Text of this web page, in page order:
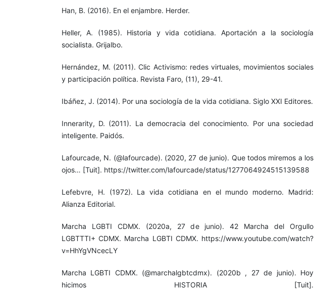
Han, B. (2016). En el enjambre. Herder.
Heller, A. (1985). Historia y vida cotidiana. Aportación a la sociología
socialista. Grijalbo.
Hernández, M. (2011). Clic Activismo: redes virtuales, movimientos sociales
y participación política. Revista Faro, (11), 29-41.
Ibáñez, J. (2014). Por una sociología de la vida cotidiana. Siglo XXI Editores.
Innerarity, D. (2011). La democracia del conocimiento. Por una sociedad
inteligente. Paidós.
Lafourcade, N. (@lafourcade). (2020, 27 de junio). Que todos miremos a los
ojos… [Tuit]. https://twitter.com/lafourcade/status/1277064924515139588
Lefebvre, H. (1972). La vida cotidiana en el mundo moderno. Madrid:
Alianza Editorial.
Marcha LGBTI CDMX. (2020a, 27 de junio). 42 Marcha del Orgullo
LGBTTTI+ CDMX. Marcha LGBTI CDMX. https://www.youtube.com/watch?
v=HhYgVNcecLY
Marcha LGBTI CDMX. (@marchalgbtcdmx). (2020b , 27 de junio). Hoy
hicimos HISTORIA [Tuit].